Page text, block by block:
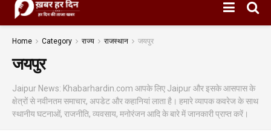
Home Category राज्य राजस्थान जयपुर
जयपुर
Jaipur News: Khabarhardin.com आपके लिए Jaipur और इसके आसपास के
क्षेत्रों से नवीनतम समाचार, अपडेट और कहानियां लाता है। हमारे व्यापक कवरेज के साथ
स्थानीय घटनाओं, राजनीति, व्यवसाय, मनोरंजन आदि के बारे में जानकारी प्राप्त करें।